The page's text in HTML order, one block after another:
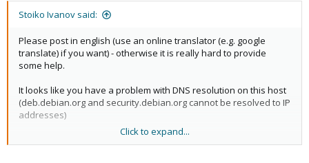
Stoiko Ivanov said:
Please post in english (use an online translator (e.g. google
translate) if you want) - otherwise it is really hard to provide
some help.
It looks like you have a problem with DNS resolution on this host
(deb.debian.org and security.debian.org cannot be resolved to IP
addresses)
Click to expand...